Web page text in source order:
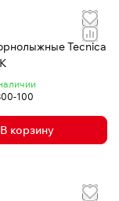
Tecnica
100
В корзину